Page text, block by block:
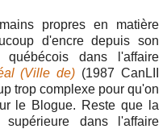
propres en matière
d'encre depuis son
dans l'affaire
(Ville de) (1987 CanLII
trop complexe pour qu'on
le Blogue. Reste que la
dans l'affaire